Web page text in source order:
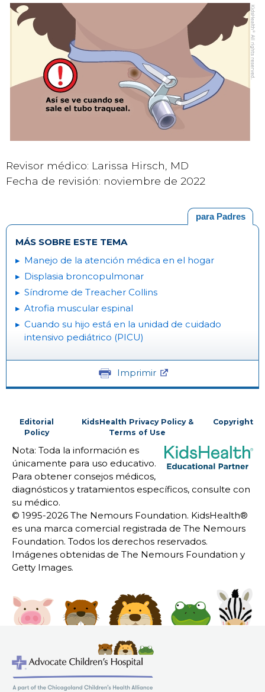
Revisor médico: Larissa Hirsch, MD
Fecha de revisión: noviembre de 2022
para Padres
MÁS SOBRE ESTE TEMA
Manejo de la atención médica en el hogar
Displasia broncopulmonar
Síndrome de Treacher Collins
Atrofia muscular espinal
Cuando su hijo está en la unidad de cuidado
intensivo pediátrico (PICU)
Imprimir
Editorial
Policy
KidsHealth Privacy Policy &
Terms of Use
Copyright
Nota: Toda la información es
únicamente para uso educativo.
Para obtener consejos médicos,
diagnósticos y tratamientos específicos, consulte con
su médico.
© 1995-2026 The Nemours Foundation. KidsHealth®
es una marca comercial registrada de The Nemours
Foundation. Todos los derechos reservados.
Imágenes obtenidas de The Nemours Foundation y
Getty Images.